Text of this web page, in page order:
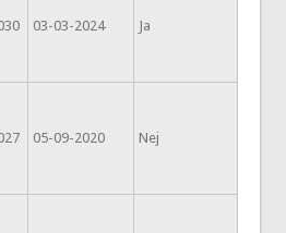
03-03-2024 Ja
05-09-2020 Nej